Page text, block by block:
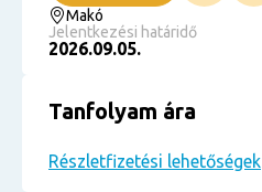
Makó
Jelentkezési határidő
2026.09.05.
Tanfolyam ára
Részletfizetési lehetőségek